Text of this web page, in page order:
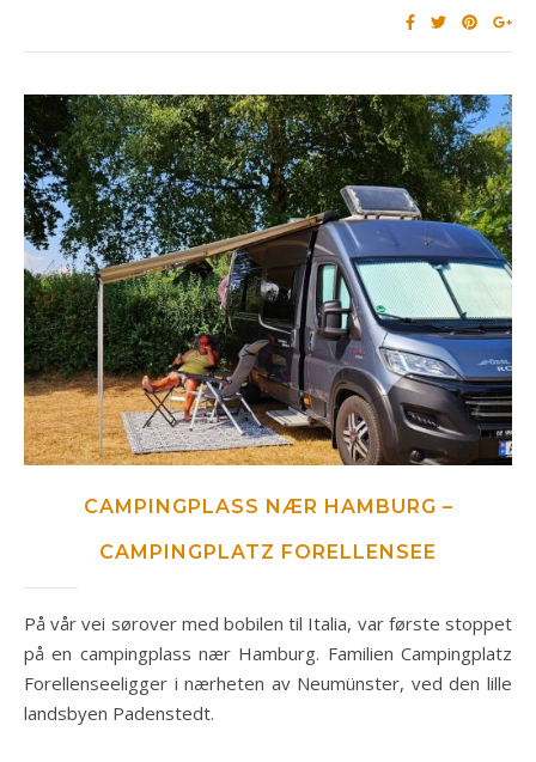
CAMPINGPLASS NÆR HAMBURG –
CAMPINGPLATZ FORELLENSEE
På vår vei sørover med bobilen til Italia, var første stoppet
på en campingplass nær Hamburg. Familien Campingplatz
Forellenseeligger i nærheten av Neumünster, ved den lille
landsbyen Padenstedt.